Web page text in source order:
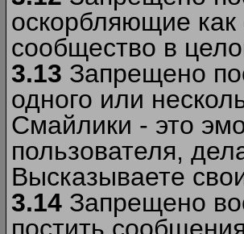
оскорбляющие как
сообщество в
3.13 Запрещено
одного или
Смайлики - это
пользователя,
Высказываете
3.14 Запрещено